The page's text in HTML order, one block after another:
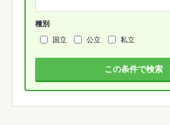
種別
国立
公立 私立
この条件で検索